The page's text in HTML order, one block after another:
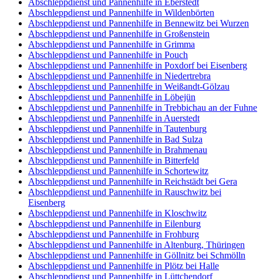
Abschleppdienst und Pannenhilfe in Wildenbörten
Abschleppdienst und Pannenhilfe in Bennewitz bei Wurzen
Abschleppdienst und Pannenhilfe in Großenstein
Abschleppdienst und Pannenhilfe in Grimma
Abschleppdienst und Pannenhilfe in Pouch
Abschleppdienst und Pannenhilfe in Poxdorf bei Eisenberg
Abschleppdienst und Pannenhilfe in Niedertrebra
Abschleppdienst und Pannenhilfe in Weißandt-Gölzau
Abschleppdienst und Pannenhilfe in Löbejün
Abschleppdienst und Pannenhilfe in Trebbichau an der Fuhne
Abschleppdienst und Pannenhilfe in Auerstedt
Abschleppdienst und Pannenhilfe in Tautenburg
Abschleppdienst und Pannenhilfe in Bad Sulza
Abschleppdienst und Pannenhilfe in Brahmenau
Abschleppdienst und Pannenhilfe in Bitterfeld
Abschleppdienst und Pannenhilfe in Schortewitz
Abschleppdienst und Pannenhilfe in Reichstädt bei Gera
Abschleppdienst und Pannenhilfe in Rauschwitz bei
Eisenberg
Abschleppdienst und Pannenhilfe in Kloschwitz
Abschleppdienst und Pannenhilfe in Eilenburg
Abschleppdienst und Pannenhilfe in Frohburg
Abschleppdienst und Pannenhilfe in Altenburg, Thüringen
Abschleppdienst und Pannenhilfe in Göllnitz bei Schmölln
Abschleppdienst und Pannenhilfe in Plötz bei Halle
Abschleppdienst und Pannenhilfe in Lüttchendorf